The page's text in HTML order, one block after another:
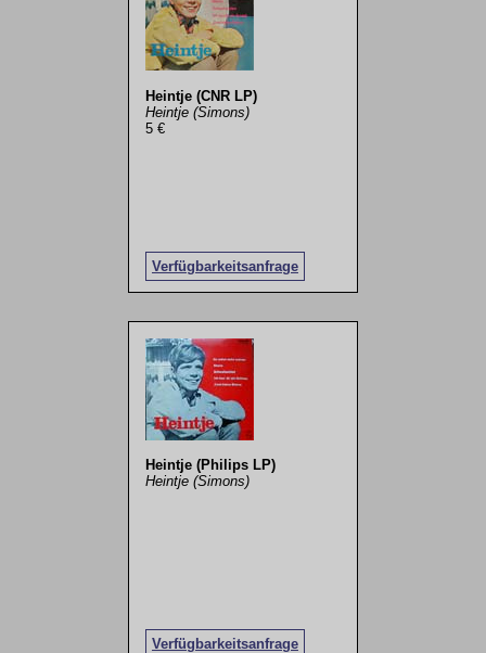
Heintje (CNR LP)
Heintje (Simons)
5 €
Verfügbarkeitsanfrage
Heintje (Philips LP)
Heintje (Simons)
Verfügbarkeitsanfrage